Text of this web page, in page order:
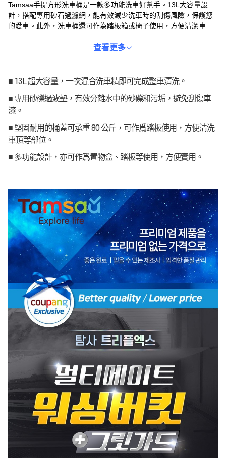
Tamsaa手提方形洗車桶是一款多功能洗車好幫手。13L大容量設
計，搭配專用砂石過濾網，能有效減少洗車時的刮傷風險，保護您
的愛車。此外，洗車桶還可作為踏板箱或椅子使用，方便清潔車頂
安心。洗車後，還能整潔收納洗車用品，是您洗車的最佳選擇。
查看更多
■ 13L 超大容量，一次混合洗車精即可完成整車清洗。
■ 專用砂礫過濾墊，有效分離水中的砂礫和污垢，避免刮傷車
漆。
■ 堅固耐用的桶蓋可承重 80 公斤，可作爲踏板使用，方便清洗
車頂等部位。
■ 多功能設計，亦可作爲置物盒、踏板等使用，方便實用。